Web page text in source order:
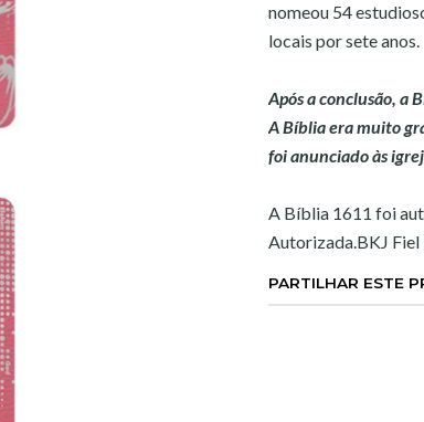
nomeou 54
locais por sete anos.
Após a conclusão, a
A Bíblia era muito
foi anunciado às
A Bíblia 1611 foi
Autorizada.BKJ Fiel
PARTILHAR ESTE